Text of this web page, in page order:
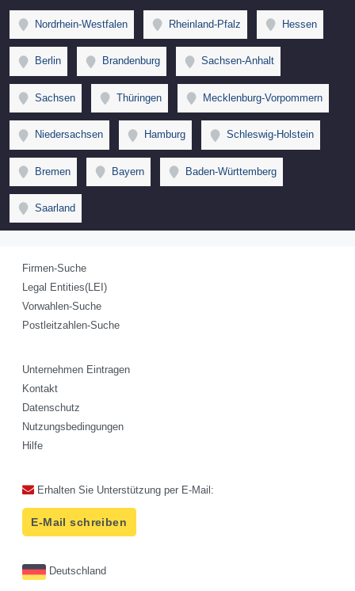
Nordrhein-Westfalen Rheinland-Pfalz Hessen
Berlin Brandenburg Sachsen-Anhalt
Sachsen Thüringen Mecklenburg-Vorpommern
Niedersachsen Hamburg Schleswig-Holstein
Bremen Bayern Baden-Württemberg
Saarland
Firmen-Suche
Legal Entities(LEI)
Vorwahlen-Suche
Postleitzahlen-Suche
Unternehmen Eintragen
Kontakt
Datenschutz
Nutzungsbedingungen
Hilfe
Erhalten Sie Unterstützung per E-Mail:
E-Mail schreiben
Deutschland